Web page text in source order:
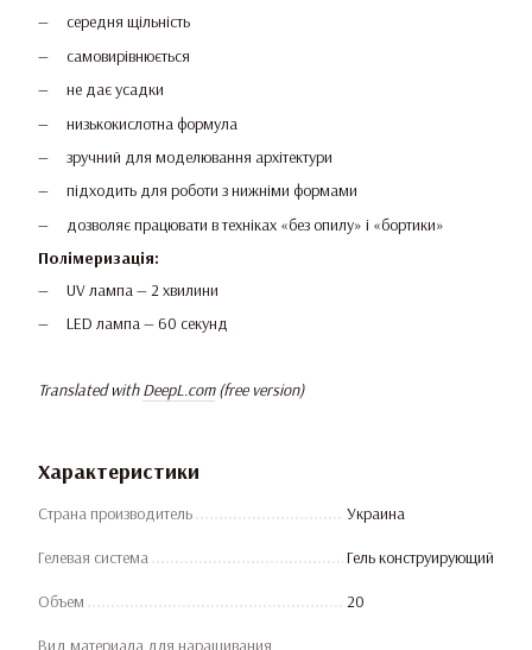
середня щільність
самовирівнюється
не дає усадки
низькокислотна формула
зручний для моделювання архітектури
підходить для роботи з нижніми формами
дозволяє працювати в техніках «без опилу» і «бортики»
Полімеризація:
UV лампа — 2 хвилини
LED лампа — 60 секунд
Translated withDeepL.com(free version)
Характеристики
Страна производитель Украина
Гелевая система Гель конструирующий
Объем 20
Вид материала для наращивания